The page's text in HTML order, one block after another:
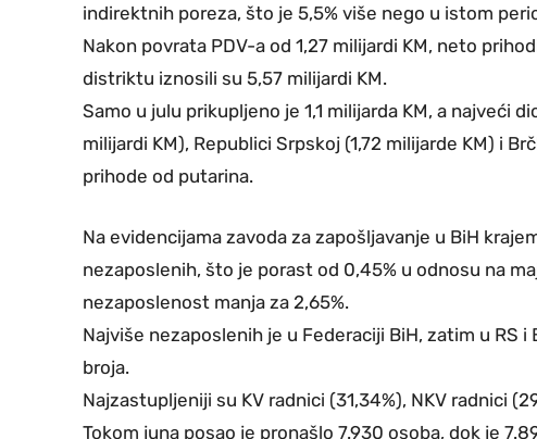
indirektnih poreza, što je 5,5% više nego u istom
Nakon povrata PDV-a od 1,27 milijardi KM, neto
distriktu iznosili su 5,57 milijardi KM.
Samo u julu prikupljeno je 1,1 milijarda KM, a najveći
milijardi KM), Republici Srpskoj (1,72 milijarde KM) i
prihode od putarina.
Na evidencijama zavoda za zapošljavanje u BiH
nezaposlenih, što je porast od 0,45% u odnosu na
nezaposlenost manja za 2,65%.
Najviše nezaposlenih je u Federaciji BiH, zatim u RS
broja.
Najzastupljeniji su KV radnici (31,34%), NKV radnici
Tokom juna posao je pronašlo 7.930 osoba, dok je